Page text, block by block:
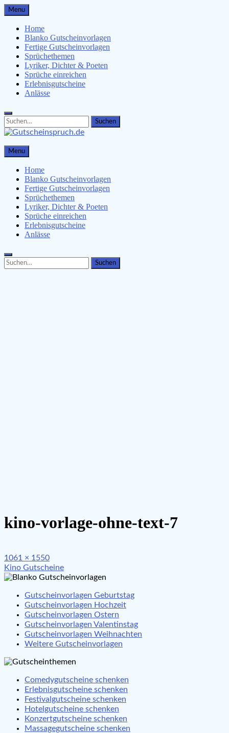
Skip
to
content
Menu
Home
Blanko Gutscheinvorlagen
Fertige Gutscheinvorlagen
Sprüchethemen
Lyriker, Dichter & Poeten
Sprüche einreichen
Erlebnisgutscheine
Anlässe
Search
for:
Search
Gutscheinspruch.de
Gutscheinsprüche & Gutscheinvorlagen finden
Menu
Home
Blanko Gutscheinvorlagen
Fertige Gutscheinvorlagen
Sprüchethemen
Lyriker, Dichter & Poeten
Sprüche einreichen
Erlebnisgutscheine
Anlässe
Search
for:
Search
kino-vorlage-ohne-text-7
Full
size
1061 × 1550
Beitragsnavigation
Kino Gutscheine
Gutscheinvorlagen Geburtstag
Gutscheinvorlagen Hochzeit
Gutscheinvorlagen Ostern
Gutscheinvorlagen Valentinstag
Gutscheinvorlagen Weihnachten
Weitere Gutscheinvorlagen
Comedygutscheine schenken
Erlebnisgutscheine schenken
Festivalgutscheine schenken
Hotelgutscheine schenken
Konzertgutscheine schenken
Massagegutscheine schenken